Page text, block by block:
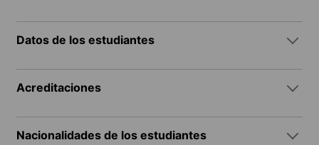
Datos de los estudiantes
Acreditaciones
Nacionalidades de los estudiantes